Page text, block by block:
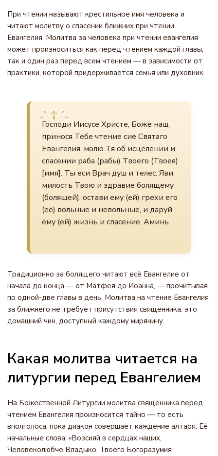
При чтении называют крестильное имя человека и
читают молитву о спасении ближних при чтении
Евангелия. Молитва за человека при чтении евангелия
может произноситься как перед чтением каждой главы,
так и один раз перед всем чтением — в зависимости от
практики, которой придерживается семья или духовник.
Господи Иисусе Христе, Боже наш,
принося Тебе чтение сие Святаго
Евангелия, молю Тя об исцелении и
спасении раба (рабы) Твоего (Твоея)
[имя]. Ты еси Врач душ и телес. Яви
милость Твою и здравие болящему
(болящей), остави ему (ей) грехи его
(её) вольные и невольные, и даруй
ему (ей) жизнь и спасение. Аминь.
Традиционно за болящего читают всё Евангелие от
начала до конца — от Матфея до Иоанна, — прочитывая
по одной-две главы в день. Молитва на чтение Евангелия
за ближнего не требует присутствия священника: это
домашний чин, доступный каждому мирянину.
Какая молитва читается на
литургии перед Евангелием
На Божественной Литургии молитва священника перед
чтением Евангелия произносится тайно — то есть
вполголоса, пока диакон совершает каждение алтаря. Её
начальные слова: «Возсияй в сердцах наших,
Человеколюбче Владыко, Твоего Богоразумия